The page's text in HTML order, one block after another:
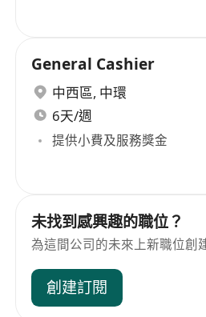
General Cashier
中西區, 中環
6天/週
提供小費及服務獎金
未找到感興趣的職位？
為這間公司的未來上新職位創
創建訂閱